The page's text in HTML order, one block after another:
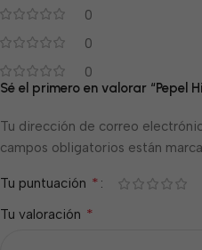
0
0
0
Sé el primero en valorar “Pepel
Tu dirección de correo
campos obligatorios están
Tu puntuación *
Tu valoración *